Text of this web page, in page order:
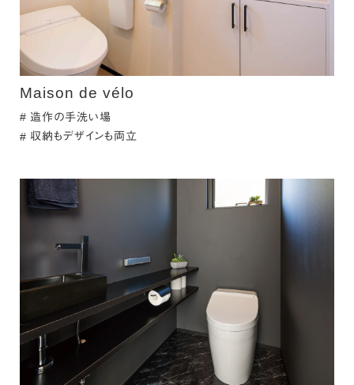
Maison de vélo
造作の手洗い場
収納もデザインも両立